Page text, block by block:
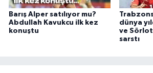
Barış Alper satılıyor mu?
Abdullah Kavukcu ilk kez
konuştu
dünya
ve
sarstı